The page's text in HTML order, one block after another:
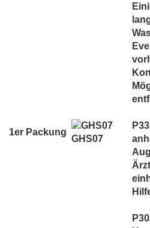
1er Packung
GHS07